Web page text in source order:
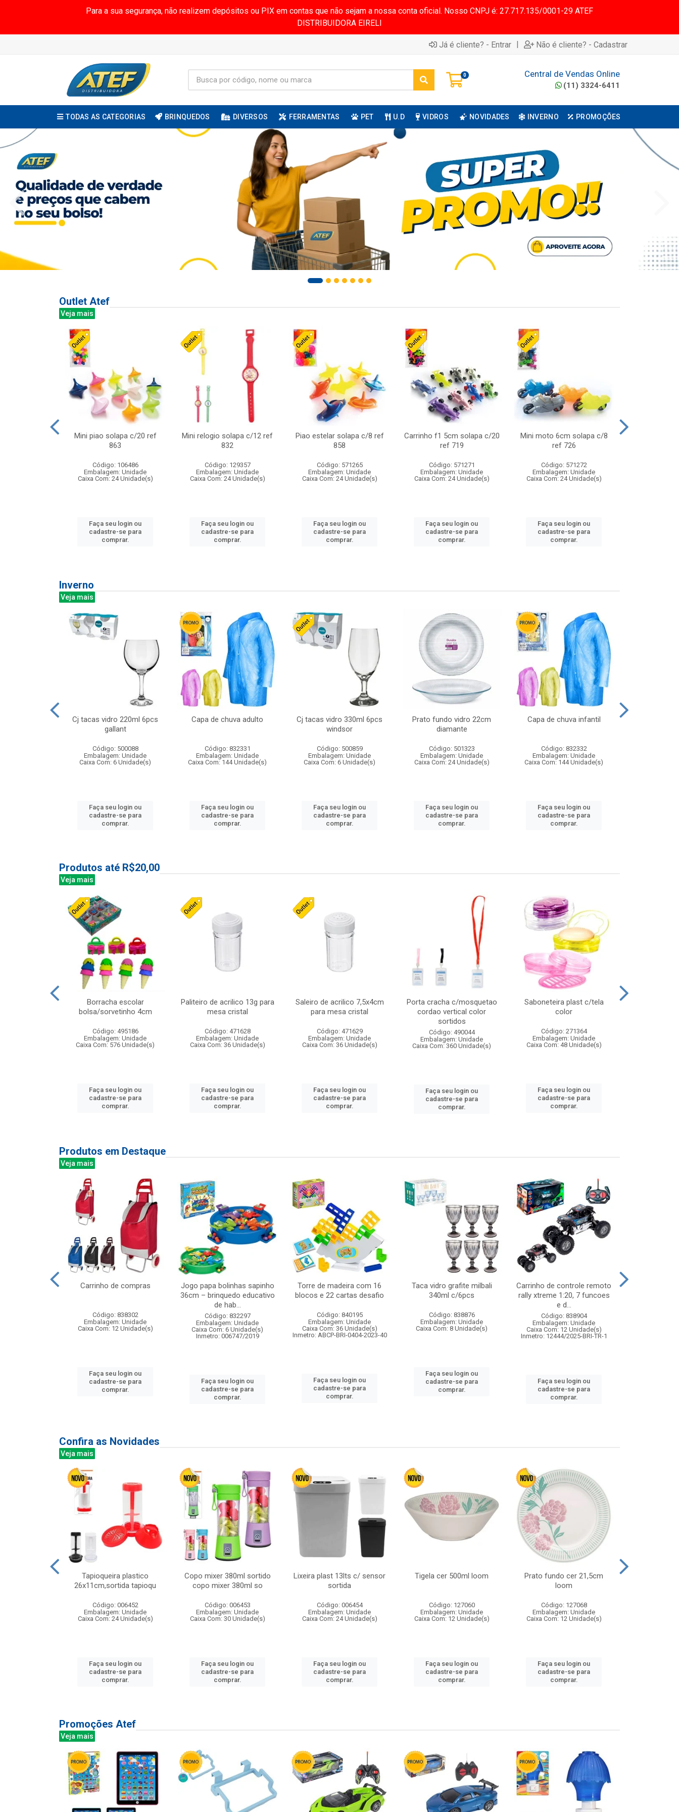
Para a sua segurança, não realizem depósitos ou PIX em contas que não sejam a nossa conta oficial. Nosso CNPJ é: 27.717.135/0001-29 ATEF
DISTRIBUIDORA EIRELI
Já é cliente? - Entrar | Não é cliente? - Cadastrar
0 Central de Vendas Online
(11) 3324-6411
TODAS AS CATEGORIAS BRINQUEDOS DIVERSOS FERRAMENTAS PET U.D VIDROS NOVIDADES INVERNO PROMOÇÕES
Outlet Atef
Veja mais
Mini piao solapa c/20 ref
863
Código: 106486
Embalagem: Unidade
Caixa Com: 24 Unidade(s)
Faça seu login ou
cadastre-se para
comprar.
Mini relogio solapa c/12 ref
832
Código: 129357
Embalagem: Unidade
Caixa Com: 24 Unidade(s)
Faça seu login ou
cadastre-se para
comprar.
Piao estelar solapa c/8 ref
858
Código: 571265
Embalagem: Unidade
Caixa Com: 24 Unidade(s)
Faça seu login ou
cadastre-se para
comprar.
Carrinho f1 5cm solapa c/20
ref 719
Código: 571271
Embalagem: Unidade
Caixa Com: 24 Unidade(s)
Faça seu login ou
cadastre-se para
comprar.
Mini moto 6cm solapa c/8
ref 726
Código: 571272
Embalagem: Unidade
Caixa Com: 24 Unidade(s)
Faça seu login ou
cadastre-se para
comprar.
Inverno
Veja mais
Cj tacas vidro 220ml 6pcs
gallant
Código: 500088
Embalagem: Unidade
Caixa Com: 6 Unidade(s)
Faça seu login ou
cadastre-se para
comprar.
Capa de chuva adulto
Código: 832331
Embalagem: Unidade
Caixa Com: 144 Unidade(s)
Faça seu login ou
cadastre-se para
comprar.
Cj tacas vidro 330ml 6pcs
windsor
Código: 500859
Embalagem: Unidade
Caixa Com: 6 Unidade(s)
Faça seu login ou
cadastre-se para
comprar.
Prato fundo vidro 22cm
diamante
Código: 501323
Embalagem: Unidade
Caixa Com: 24 Unidade(s)
Faça seu login ou
cadastre-se para
comprar.
Capa de chuva infantil
Código: 832332
Embalagem: Unidade
Caixa Com: 144 Unidade(s)
Faça seu login ou
cadastre-se para
comprar.
Produtos até R$20,00
Veja mais
Borracha escolar
bolsa/sorvetinho 4cm
Código: 495186
Embalagem: Unidade
Caixa Com: 576 Unidade(s)
Faça seu login ou
cadastre-se para
comprar.
Paliteiro de acrilico 13g para
mesa cristal
Código: 471628
Embalagem: Unidade
Caixa Com: 36 Unidade(s)
Faça seu login ou
cadastre-se para
comprar.
Saleiro de acrilico 7,5x4cm
para mesa cristal
Código: 471629
Embalagem: Unidade
Caixa Com: 36 Unidade(s)
Faça seu login ou
cadastre-se para
comprar.
Porta cracha c/mosquetao
cordao vertical color
sortidos
Código: 490044
Embalagem: Unidade
Caixa Com: 360 Unidade(s)
Faça seu login ou
cadastre-se para
comprar.
Saboneteira plast c/tela
color
Código: 271364
Embalagem: Unidade
Caixa Com: 48 Unidade(s)
Faça seu login ou
cadastre-se para
comprar.
Produtos em Destaque
Veja mais
Carrinho de compras
Código: 838302
Embalagem: Unidade
Caixa Com: 12 Unidade(s)
Faça seu login ou
cadastre-se para
comprar.
Jogo papa bolinhas sapinho
36cm – brinquedo educativo
de hab...
Código: 832297
Embalagem: Unidade
Caixa Com: 6 Unidade(s)
Inmetro: 006747/2019
Faça seu login ou
cadastre-se para
comprar.
Torre de madeira com 16
blocos e 22 cartas desafio
Código: 840195
Embalagem: Unidade
Caixa Com: 36 Unidade(s)
Inmetro: ABCP-BRI-0404-2023-40
Faça seu login ou
cadastre-se para
comprar.
Taca vidro grafite milbali
340ml c/6pcs
Código: 838876
Embalagem: Unidade
Caixa Com: 8 Unidade(s)
Faça seu login ou
cadastre-se para
comprar.
Carrinho de controle remoto
rally xtreme 1:20, 7 funcoes
e d...
Código: 838904
Embalagem: Unidade
Caixa Com: 12 Unidade(s)
Inmetro: 12444/2025-BRI-TR-1
Faça seu login ou
cadastre-se para
comprar.
Confira as Novidades
Veja mais
Tapioqueira plastico
26x11cm,sortida tapioqu
Código: 006452
Embalagem: Unidade
Caixa Com: 24 Unidade(s)
Faça seu login ou
cadastre-se para
comprar.
Copo mixer 380ml sortido
copo mixer 380ml so
Código: 006453
Embalagem: Unidade
Caixa Com: 30 Unidade(s)
Faça seu login ou
cadastre-se para
comprar.
Lixeira plast 13lts c/ sensor
sortida
Código: 006454
Embalagem: Unidade
Caixa Com: 24 Unidade(s)
Faça seu login ou
cadastre-se para
comprar.
Tigela cer 500ml loom
Código: 127060
Embalagem: Unidade
Caixa Com: 12 Unidade(s)
Faça seu login ou
cadastre-se para
comprar.
Prato fundo cer 21,5cm
loom
Código: 127068
Embalagem: Unidade
Caixa Com: 12 Unidade(s)
Faça seu login ou
cadastre-se para
comprar.
Promoções Atef
Veja mais